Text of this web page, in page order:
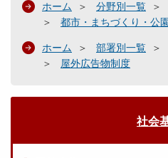
ホーム 分野別一覧
都市・まちづくり・公園
ホーム 部署別一覧
屋外広告物制度
社会